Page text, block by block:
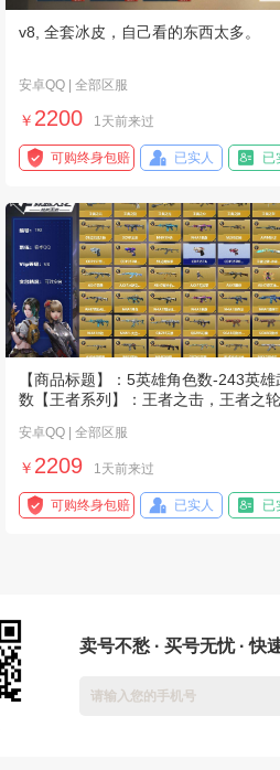
v8, 全套冰皮，自己看的东西太多。
安卓QQ | 全部区服
￥ 2200 1天前来过
可购终身包赔 已实人 已
【商品标题】：5英雄角色数-243英雄
数【王者系列】：王者之击，王者之轮
安卓QQ | 全部区服
￥ 2209 1天前来过
可购终身包赔 已实人 已
卖号不愁 · 买号无忧 · 快